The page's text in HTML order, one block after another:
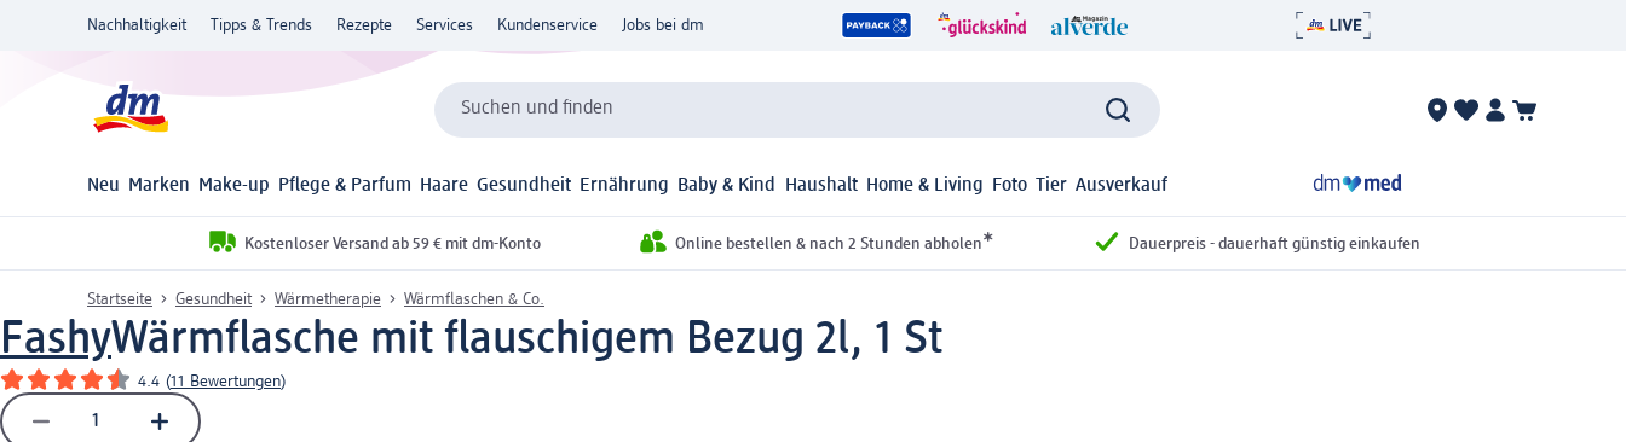
Nachhaltigkeit Tipps & Trends Rezepte Services Kundenservice Jobs bei dm
Suchen und finden
Neu Marken Make-up Pflege & Parfum Haare Gesundheit Ernährung Baby & Kind Haushalt Home & Living Foto Tier Ausverkauf
Kostenloser Versand ab 59 € mit dm-Konto Online bestellen & nach 2 Stunden abholen* Dauerpreis - dauerhaft günstig einkaufen
Startseite Gesundheit Wärmetherapie Wärmflaschen & Co.
FashyWärmflasche mit flauschigem Bezug 2l, 1 St
4.4 (11 Bewertungen)